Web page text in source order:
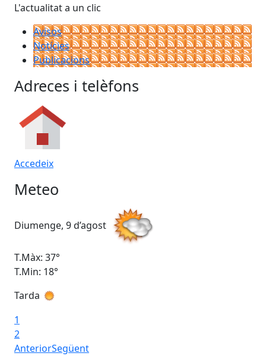
L'actualitat a un clic
Avisos
Notícies
Publicacions
Adreces i telèfons
Accedeix
Meteo
Diumenge, 9 d’agost
T.Màx: 37°
T.Min: 18°
Tarda
1
2
AnteriorSegüent